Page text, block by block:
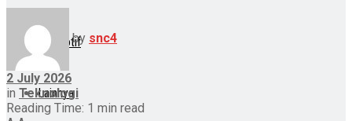
Otomotif
Lainnya
by snc4
2 July 2026
in Teknologi
Reading Time: 1 min read